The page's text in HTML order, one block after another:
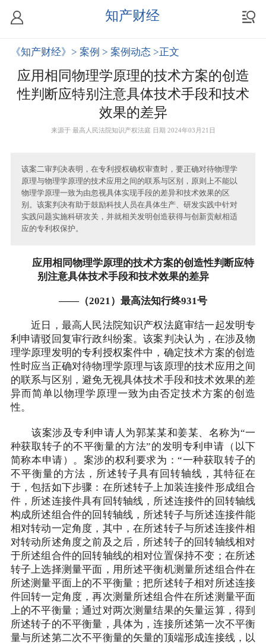
知产财经
《知产财经》 > 案例 > 案例动态 >正文
应用相同物理学原理的技术方案的创造
性判断应特别注意具体技术手段和技术
效果的差异
来源于 最高人民法院知识产权法庭 日期 2024年03月21日
该案二审判决表明，在专利授权确权审查时，要正确对待物理学
原理与物理学原理的技术应用之间的联系与区别，原则上不能以
物理学原理一致为由忽视具体实现手段的差异和技术效果的区
别。该案判决有助于鼓励科技人员在具体生产、研发实践中针对
实践问题实施科研攻关，并就相关发明创造获得与创新贡献相适
应的专利权保护。
应用相同物理学原理的技术方案的创造性判断应特
别注意具体技术手段和技术效果的差异
——（2021）最高法知行终931号
近日，最高人民法院知识产权法庭审结一起发明专
利申请驳回复审行政纠纷案。该案判决认为，在涉及物
理学原理发明的专利授权案件中，确定技术方案的创造
性时应当正确对待物理学原理与该原理的技术应用之间
的联系与区别，避免无视具体技术手段和技术效果的差
异而简单以物理学原理一致为由否定技术方案的创造
性。
该案涉及专利申请人为郭某某和姜某、名称为“一
种获取转子的不平衡量的方法”的发明专利申请（以下
简称本申请）。案涉的权利要求为：“一种获取转子的
不平衡量的方法，所述转子具有回转轴线，其特征在
于，包括如下步骤：在所述转子上加装连接件形成组合
件，所述连接件具有回转轴线，所述连接件的回转轴线
构成所述组合件的回转轴线，所述转子与所述连接件能
相对转动一定角度，其中，在所述转子与所述连接件相
对转动所述角度之前及之后，所述转子的回转轴线相对
于所述组合件的回转轴线的相对位置保持不变；在所述
转子上选择测量平面，用所述平衡机测量所述组合件在
所述测量平面上的不平衡量；把所述转子相对所述连接
件回转一定角度，再次测量所述组合件在所述测量平面
上的不平衡量；通过对两次测量结果的矢量运算，得到
所述转子的不平衡量，具体为，连接所述第一次不平衡
量与所述第二次不平衡量的矢量的顶端形成连接线，以